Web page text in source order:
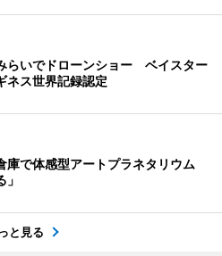
らいでドローンショー ベイスター
ネス世界記録認定
庫で体感型アートプラネタリウム
」
と見る